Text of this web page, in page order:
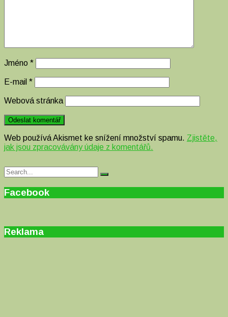
Jméno *
E-mail *
Webová stránka
Web používá Akismet ke snížení množství spamu. Zjistěte,
jak jsou zpracovávány údaje z komentářů.
Search
for:
Search
Facebook
Reklama